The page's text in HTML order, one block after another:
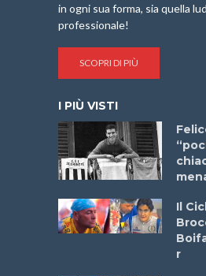
in ogni sua forma, sia quella
professionale!
SCOPRI DI PIÙ
I PIÙ VISTI
Il
r